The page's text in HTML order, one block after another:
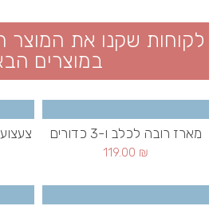
לקוחות שקנו את המוצר
במוצרים
מארז רובה לכלב ו-3 כדורים
119.00 ₪